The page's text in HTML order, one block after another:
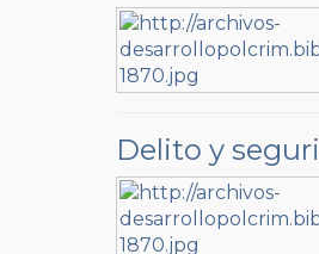
Delito y